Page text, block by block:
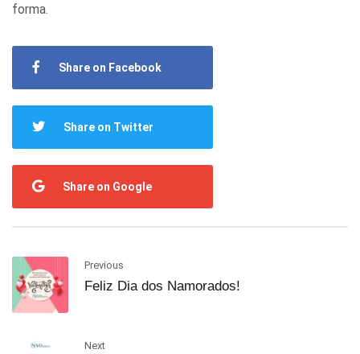
forma.
Share on Facebook
Share on Twitter
Share on Google
Previous
Feliz Dia dos Namorados!
Next